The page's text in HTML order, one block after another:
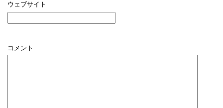
ウェブサイト
コメント